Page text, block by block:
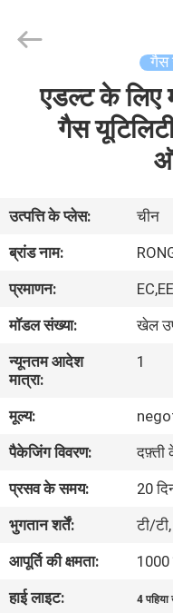
हमारे
बारे
में
कारखाना
भ्रमण
गुणवत्ता
नियंत्रण
संपर्क
करें
Vehicle
Co.,Ltd.
गैस
एडल्ट के लिए
गैस
उत्पत्ति के प्लेस:
चीन
ब्रांड नाम:
प्रमाणन:
मॉडल संख्या:
खेल
न्यूनतम आदेश
मात्रा:
1
मूल्य:
पैकेजिंग विवरण:
दफ़्ती
प्रसव के समय:
20
भुगतान शर्तें:
टी/
आपूर्ति की क्षमता:
1000
हाई लाइट:
4 पहिया